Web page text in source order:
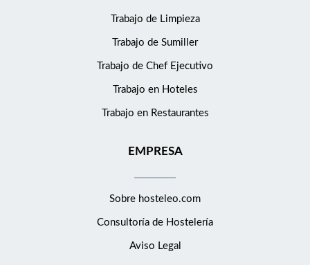
Trabajo de Limpieza
Trabajo de Sumiller
Trabajo de Chef Ejecutivo
Trabajo en Hoteles
Trabajo en Restaurantes
EMPRESA
Sobre hosteleo.com
Consultoría de Hostelería
Aviso Legal